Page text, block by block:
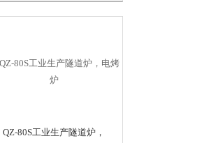
QZ-80S工业生产隧道炉，